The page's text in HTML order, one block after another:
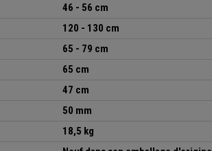
46 - 56 cm
120 - 130 cm
65 - 79 cm
65 cm
47 cm
50 mm
18,5 kg